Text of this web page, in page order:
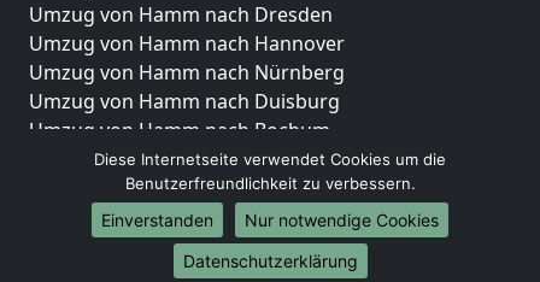
Umzug von Hamm nach Dresden
Umzug von Hamm nach Hannover
Umzug von Hamm nach Nürnberg
Umzug von Hamm nach Duisburg
Umzug von Hamm nach Bochum
Umzug von Hamm nach Wuppertal
Umzug von Hamm nach Bielefeld
Umzug von Hamm nach Bonn
Umzug von Hamm nach Münster
Diese Internetseite verwendet Cookies um die
Benutzerfreundlichkeit zu verbessern.
Einverstanden
Nur notwendige Cookies
Datenschutzerklärung